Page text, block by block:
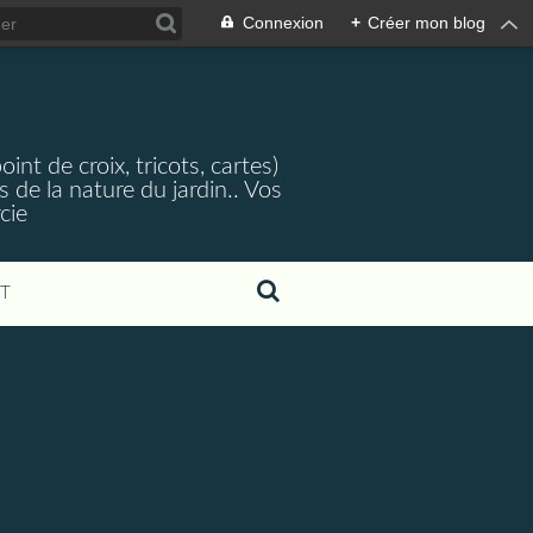
Connexion + Créer mon blog
de croix, tricots, cartes)
de la nature du jardin.. Vos